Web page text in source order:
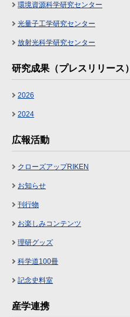
環境資源科学研究センター
光量子工学研究センター
放射光科学研究センター
研究成果（プレスリリース）
2026
2024
広報活動
クローズアップRIKEN
お知らせ
刊行物
お楽しみコンテンツ
理研グッズ
科学道100冊
記念史料室
産学連携